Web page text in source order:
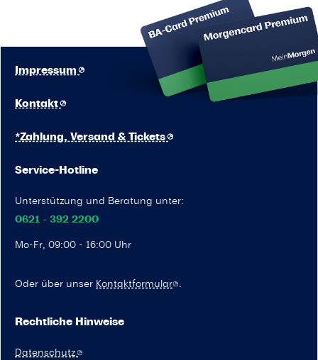
Service-Hotline
Unterstützung und Beratung unter:
0621 - 392 2200
Mo-Fr, 09:00 - 16:00 Uhr
Oder über unser Kontaktformular .
Kontakt
Impressum
*Zahlung, Versand & Tickets
Rechtliche Hinweise
Datenschutz